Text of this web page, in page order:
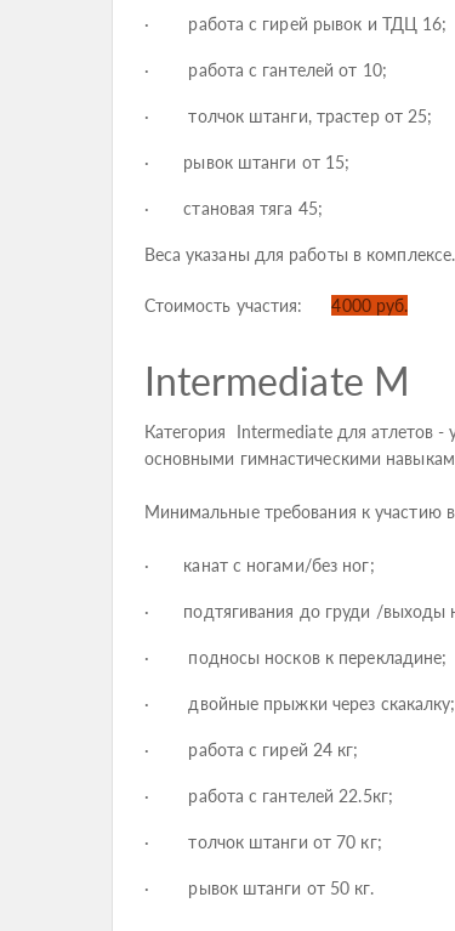
· работа с гирей рывок и ТДЦ 16;
· работа с гантелей от 10;
· толчок штанги, трастер от 25;
· рывок штанги от 15;
· становая тяга 45;
Веса указаны для работы в комплексе.
Стоимость участия: 4000 руб.
Intermediate М
Категория Intermediate для атлетов
основными гимнастическими
Минимальные требования к участию
· канат с ногами/без ног;
· подтягивания до груди /выходы
· подносы носков к перекладине;
· двойные прыжки через скакалку;
· работа с гирей 24 кг;
· работа с гантелей 22.5кг;
· толчок штанги от 70 кг;
· рывок штанги от 50 кг.